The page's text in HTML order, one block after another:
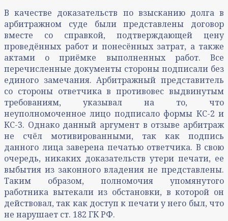
В качестве доказательств по взысканию долга в
арбитражном суде были представлены договор
вместе со справкой, подтверждающей цену
проведённых работ и понесённых затрат, а также
актами о приёмке выполненных работ. Все
перечисленные документы стороны подписали без
единого замечания. Арбитражный представитель
со стороны ответчика в противовес выдвинутым
требованиям, указывал на то, что
неуполномоченное лицо подписало формы КС-2 и
КС-3. Однако данный аргумент в отзыве арбитраж
не счёл мотивированными, так как подпись
данного лица заверена печатью ответчика. В свою
очередь, никаких доказательств утери печати, ее
выбытия из законного владения не представлены.
Таким образом, полномочия упомянутого
работника вытекали из обстановки, в которой он
действовал, так как доступ к печати у него был, что
не нарушает ст. 182 ГК РФ.